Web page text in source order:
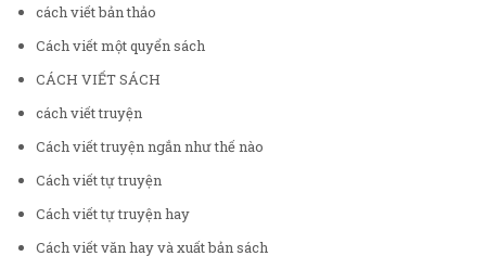
cách viết bản thảo
Cách viết một quyển sách
CÁCH VIẾT SÁCH
cách viết truyện
Cách viết truyện ngắn như thế nào
Cách viết tự truyện
Cách viết tự truyện hay
Cách viết văn hay và xuất bản sách